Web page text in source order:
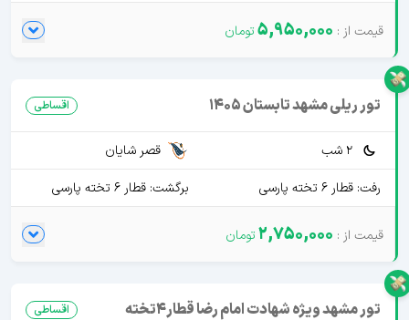
5,950,000
تور ریلی مشهد تابستان 1405 اقساطی
2 شب
قصر شایان
رفت: قطار 6 تخته پارسی
برگشت: قطار 6 تخته پارسی
2,750,000
تور مشهد ویژه شهادت امام رضا قطار4تخته اقساطی